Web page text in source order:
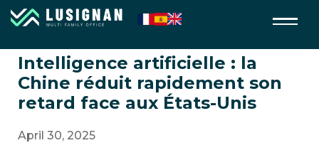
AI, Robotics
Intelligence artificielle : la
Chine réduit rapidement son
retard face aux États-Unis
April 30, 2025